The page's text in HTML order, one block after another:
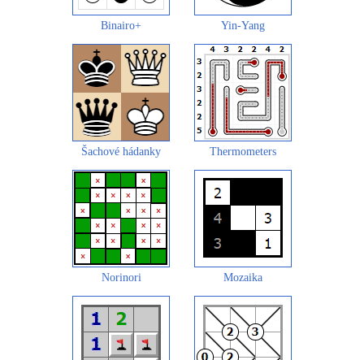
Binairo+ Yin-Yang
Šachové hádanky Thermometers
Norinori Mozaika